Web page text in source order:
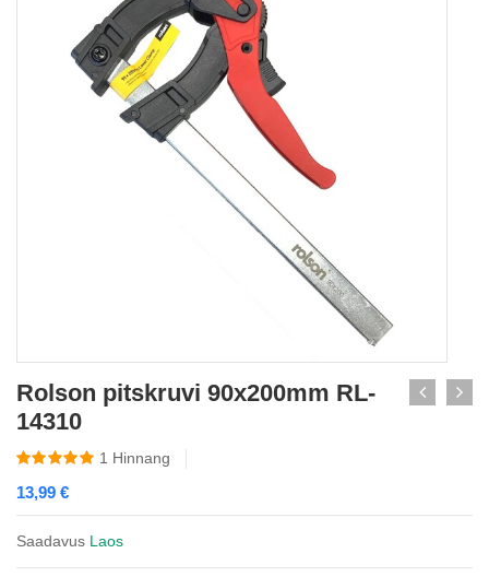
Rolson pitskruvi 90x200mm RL-
14310
1 Hinnang
13,99 €
Saadavus Laos